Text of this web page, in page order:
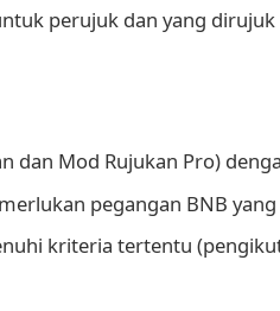
perujuk dan yang dirujuk
dan Mod Rujukan Pro)
pegangan BNB
kriteria tertentu